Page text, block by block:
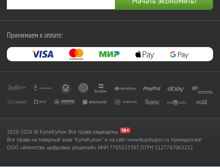
Принимаем к оплате:
2010-2026 © КупиКупон. Все права защищены.
Все права на товарный знак "КупиКупон" и на сайт www.kupikupon.ru принадлежат
OOO «Агентство цифровых решений» ИНН 7705523387, ОГРН 1127747063212